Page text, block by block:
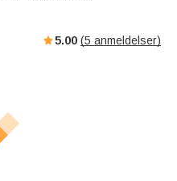
5.00 (5 anmeldelser)